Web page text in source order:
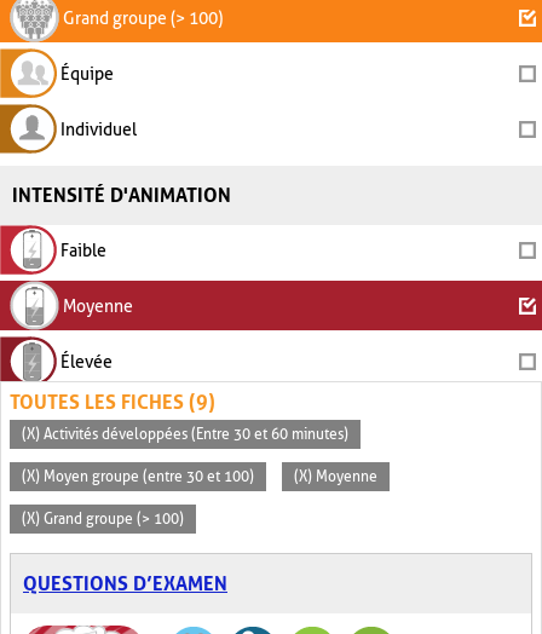
Grand groupe (> 100)
Équipe
Individuel
INTENSITÉ D'ANIMATION
Faible
Moyenne
Élevée
TOUTES LES FICHES (9)
(X) Activités développées (Entre 30 et 60 minutes)
(X) Moyen groupe (entre 30 et 100) (X) Moyenne
(X) Grand groupe (> 100)
QUESTIONS D’EXAMEN